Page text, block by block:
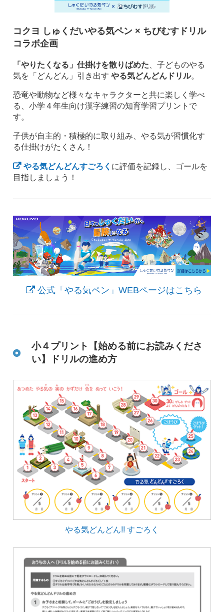
コクヨ しゅくだいやる気ペン × ちびむすドリル
コラボ企画
「やりたくなる」仕掛けを散りばめた 、子どものやる
気を「どんどん」引き出すやる気どんどんドリル。
恐竜や動物など様々なキャラクターと共に楽しく学べ
る、小学４年生向け漢字練習の知育学習プリントで
す。
子供が自主的・積極的に取り組み、やる気が習慣化す
る仕掛けがたくさん！
やる気どんどんすごろく に評価を記録し、ゴールを
目指しましょう！
公式「やる気ペン」WEBページはこちら
小４プリント【始める前にお読みくださ
い】ドリルの進め方
やる気どんどん!! すごろく